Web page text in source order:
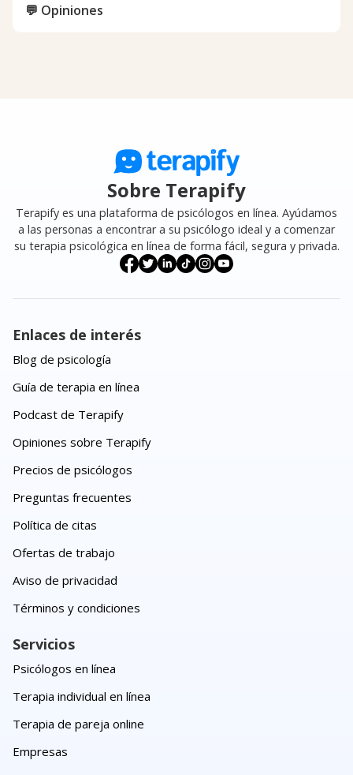
💬 Opiniones
Sobre Terapify
Terapify es una plataforma de psicólogos en línea. Ayúdamos
a las personas a encontrar a su psicólogo ideal y a comenzar
su terapia psicológica en línea de forma fácil, segura y privada.
Enlaces de interés
Blog de psicología
Guía de terapia en línea
Podcast de Terapify
Opiniones sobre Terapify
Precios de psicólogos
Preguntas frecuentes
Política de citas
Ofertas de trabajo
Aviso de privacidad
Términos y condiciones
Servicios
Psicólogos en línea
Terapia individual en línea
Terapia de pareja online
Empresas